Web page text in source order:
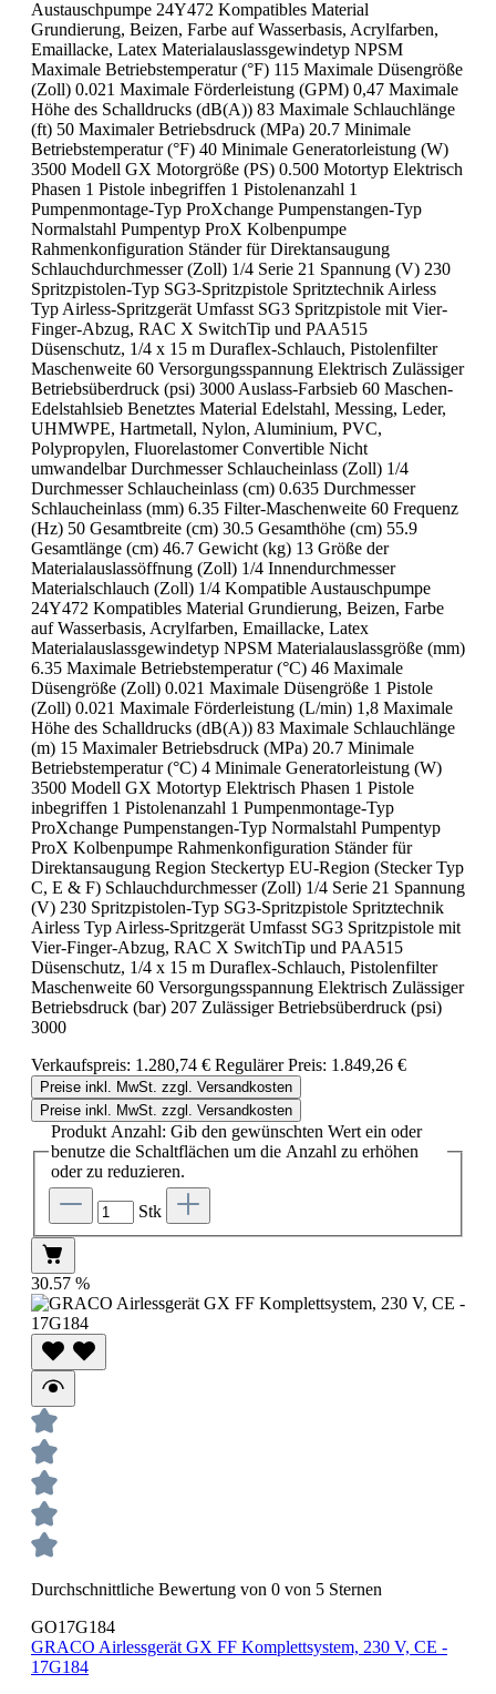
Austauschpumpe 24Y472 Kompatibles Material
Grundierung, Beizen, Farbe auf Wasserbasis, Acrylfarben,
Emaillacke, Latex Materialauslassgewindetyp NPSM
Maximale Betriebstemperatur (°F) 115 Maximale Düsengröße
(Zoll) 0.021 Maximale Förderleistung (GPM) 0,47 Maximale
Höhe des Schalldrucks (dB(A)) 83 Maximale Schlauchlänge
(ft) 50 Maximaler Betriebsdruck (MPa) 20.7 Minimale
Betriebstemperatur (°F) 40 Minimale Generatorleistung (W)
3500 Modell GX Motorgröße (PS) 0.500 Motortyp Elektrisch
Phasen 1 Pistole inbegriffen 1 Pistolenanzahl 1
Pumpenmontage-Typ ProXchange Pumpenstangen-Typ
Normalstahl Pumpentyp ProX Kolbenpumpe
Rahmenkonfiguration Ständer für Direktansaugung
Schlauchdurchmesser (Zoll) 1/4 Serie 21 Spannung (V) 230
Spritzpistolen-Typ SG3-Spritzpistole Spritztechnik Airless
Typ Airless-Spritzgerät Umfasst SG3 Spritzpistole mit Vier-
Finger-Abzug, RAC X SwitchTip und PAA515
Düsenschutz, 1/4 x 15 m Duraflex-Schlauch, Pistolenfilter
Maschenweite 60 Versorgungsspannung Elektrisch Zulässiger
Betriebsüberdruck (psi) 3000 Auslass-Farbsieb 60 Maschen-
Edelstahlsieb Benetztes Material Edelstahl, Messing, Leder,
UHMWPE, Hartmetall, Nylon, Aluminium, PVC,
Polypropylen, Fluorelastomer Convertible Nicht
umwandelbar Durchmesser Schlaucheinlass (Zoll) 1/4
Durchmesser Schlaucheinlass (cm) 0.635 Durchmesser
Schlaucheinlass (mm) 6.35 Filter-Maschenweite 60 Frequenz
(Hz) 50 Gesamtbreite (cm) 30.5 Gesamthöhe (cm) 55.9
Gesamtlänge (cm) 46.7 Gewicht (kg) 13 Größe der
Materialauslassöffnung (Zoll) 1/4 Innendurchmesser
Materialschlauch (Zoll) 1/4 Kompatible Austauschpumpe
24Y472 Kompatibles Material Grundierung, Beizen, Farbe
auf Wasserbasis, Acrylfarben, Emaillacke, Latex
Materialauslassgewindetyp NPSM Materialauslassgröße (mm)
6.35 Maximale Betriebstemperatur (°C) 46 Maximale
Düsengröße (Zoll) 0.021 Maximale Düsengröße 1 Pistole
(Zoll) 0.021 Maximale Förderleistung (L/min) 1,8 Maximale
Höhe des Schalldrucks (dB(A)) 83 Maximale Schlauchlänge
(m) 15 Maximaler Betriebsdruck (MPa) 20.7 Minimale
Betriebstemperatur (°C) 4 Minimale Generatorleistung (W)
3500 Modell GX Motortyp Elektrisch Phasen 1 Pistole
inbegriffen 1 Pistolenanzahl 1 Pumpenmontage-Typ
ProXchange Pumpenstangen-Typ Normalstahl Pumpentyp
ProX Kolbenpumpe Rahmenkonfiguration Ständer für
Direktansaugung Region Steckertyp EU-Region (Stecker Typ
C, E & F) Schlauchdurchmesser (Zoll) 1/4 Serie 21 Spannung
(V) 230 Spritzpistolen-Typ SG3-Spritzpistole Spritztechnik
Airless Typ Airless-Spritzgerät Umfasst SG3 Spritzpistole mit
Vier-Finger-Abzug, RAC X SwitchTip und PAA515
Düsenschutz, 1/4 x 15 m Duraflex-Schlauch, Pistolenfilter
Maschenweite 60 Versorgungsspannung Elektrisch Zulässiger
Betriebsdruck (bar) 207 Zulässiger Betriebsüberdruck (psi)
3000
Verkaufspreis: 1.280,74 € Regulärer Preis: 1.849,26 €
Preise inkl. MwSt. zzgl. Versandkosten
Preise inkl. MwSt. zzgl. Versandkosten
Produkt Anzahl: Gib den gewünschten Wert ein oder
benutze die Schaltflächen um die Anzahl zu erhöhen
oder zu reduzieren.
Stk
30.57 %
Durchschnittliche Bewertung von 0 von 5 Sternen
GO17G184
GRACO Airlessgerät GX FF Komplettsystem, 230 V, CE -
17G184